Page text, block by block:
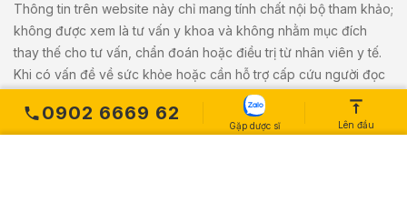
0902 6669 62
Gặp dược sĩ Lên đầu
Thông tin trên website này chỉ mang tính chất nội bộ tham khảo;
không được xem là tư vấn y khoa và không nhằm mục đích
thay thế cho tư vấn, chẩn đoán hoặc điều trị từ nhân viên y tế.
Khi có vấn đề về sức khỏe hoặc cần hỗ trợ cấp cứu người đọc
cần liên hệ bác sĩ và cơ sở y tế gần nhất.
Copyright © 2020Vivita.vnAll Rights Reserved. Powered byL